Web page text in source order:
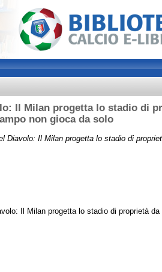
Il Milan progetta lo stadio di
non gioca da solo
Diavolo: Il Milan progetta lo stadio di
Il Milan progetta lo stadio di proprietà